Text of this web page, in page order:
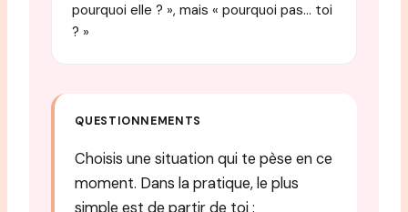
pourquoi elle ? », mais « pourquoi pas… toi
? »
QUESTIONNEMENTS
Choisis une situation qui te pèse en ce
moment. Dans la pratique, le plus
simple est de partir de toi :